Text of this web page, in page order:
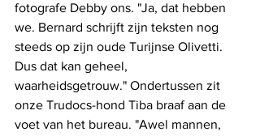
fotografe Debby ons. "Ja, dat hebben
we. Bernard schrijft zijn teksten nog
steeds op zijn oude Turijnse Olivetti.
Dus dat kan geheel,
waarheidsgetrouw." Ondertussen zit
onze Trudocs-hond Tiba braaf aan de
voet van het bureau. "Awel mannen,